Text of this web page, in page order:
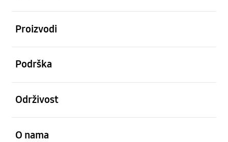
Proizvodi
Podrška
Održivost
O nama